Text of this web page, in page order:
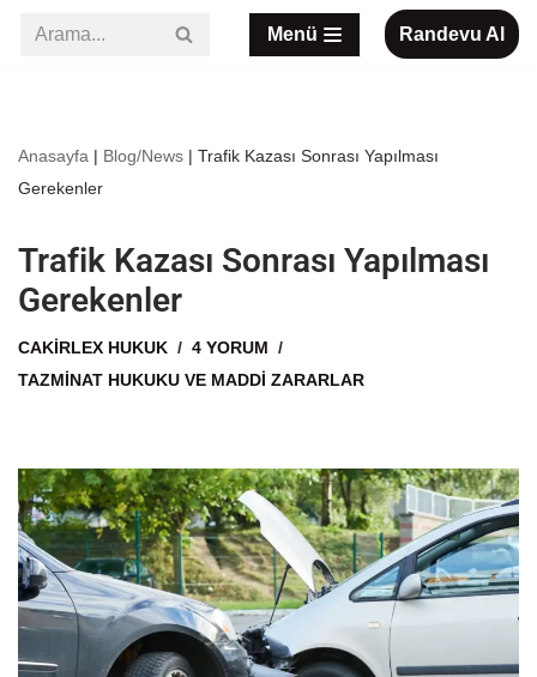
Menü Randevu Al
Anasayfa | Blog/News | Trafik Kazası Sonrası Yapılması
Gerekenler
Trafik Kazası Sonrası Yapılması
Gerekenler
CAKIRLEX HUKUK
4 YORUM
TAZMINAT HUKUKU VE MADDI ZARARLAR